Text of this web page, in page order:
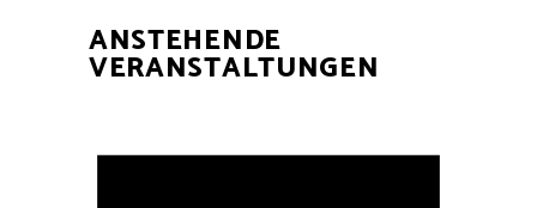
ANSTEHENDE
VERANSTALTUNGEN